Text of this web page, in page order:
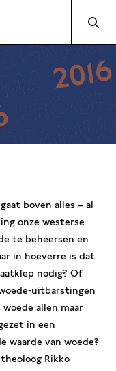
boven alles – al
onze westerse
te beheersen en
in hoeverre is dat
nodig? Of
uitbarstingen
woede allen maar
in een
waarde van woede?
Rikko